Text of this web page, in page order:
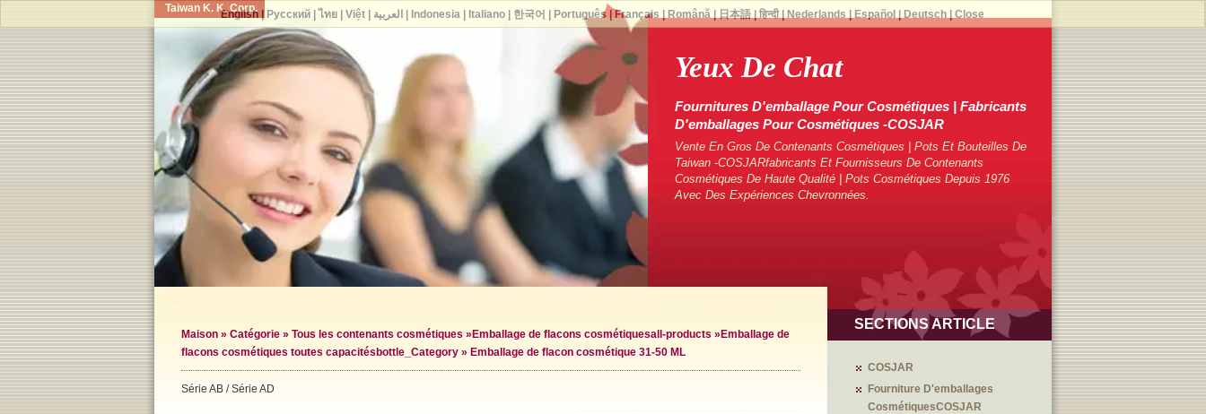
Taiwan K. K. Corp.
Yeux De Chat
Fournitures D'emballage Pour Cosmétiques | Fabricants
D'emballages Pour Cosmétiques -COSJAR
Vente En Gros De Contenants Cosmétiques | Pots Et Bouteilles De
Taiwan -COSJARfabricants Et Fournisseurs De Contenants
Cosmétiques De Haute Qualité | Pots Cosmétiques Depuis 1976
Avec Des Expériences Chevronnées.
Maison » Catégorie » Tous les contenants cosmétiques » Emballage de flacons cosmétiquesall-products » Emballage de
flacons cosmétiques toutes capacités bottle_Category » Emballage de flacon cosmétique 31-50 ML
Série AB / Série AD
SECTIONS ARTICLE
COSJAR
Fourniture D'emballages
CosmétiquesCOSJAR
English| Русский| ไทย| Việt| العربية Indonesia| Italiano| 한국어 Português Français Română| 日本語| हिन्दी| Nederlands Español Deutsch| Close